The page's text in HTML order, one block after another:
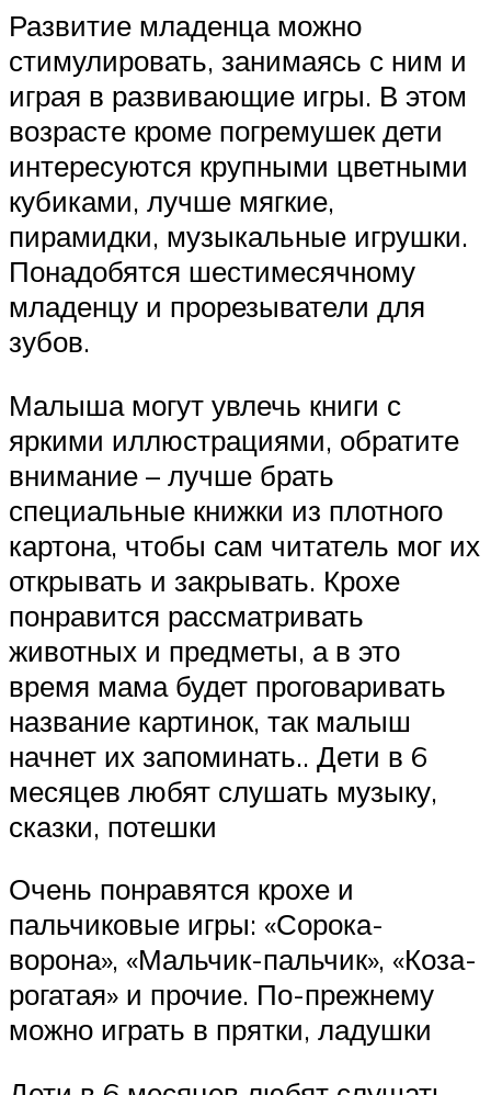
Развитие младенца можно
стимулировать, занимаясь с ним и
играя в развивающие игры. В этом
возрасте кроме погремушек дети
интересуются крупными цветными
кубиками, лучше мягкие,
пирамидки, музыкальные игрушки.
Понадобятся шестимесячному
младенцу и прорезыватели для
зубов.
Малыша могут увлечь книги с
яркими иллюстрациями, обратите
внимание – лучше брать
специальные книжки из плотного
картона, чтобы сам читатель мог их
открывать и закрывать. Крохе
понравится рассматривать
животных и предметы, а в это
время мама будет проговаривать
название картинок, так малыш
начнет их запоминать.. Дети в 6
месяцев любят слушать музыку,
сказки, потешки
Очень понравятся крохе и
пальчиковые игры: «Сорока-
ворона», «Мальчик-пальчик», «Коза-
рогатая» и прочие. По-прежнему
можно играть в прятки, ладушки